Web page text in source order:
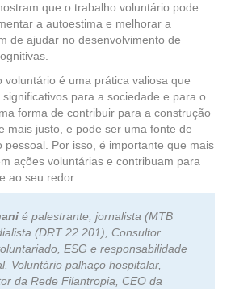
que o trabalho voluntário pode
a autoestima e melhorar a
de ajudar no desenvolvimento de
voluntário é uma prática valiosa que
para a sociedade e para o
forma de contribuir para a construção
mais justo, e pode ser uma fonte de
pessoal. Por isso, é importante que mais
ações voluntárias e contribuam para
ao seu redor.
é palestrante, jornalista (MTB
(DRT 22.201), Consultor
ESG e responsabilidade
Voluntário palhaço hospitalar,
da Rede Filantropia, CEO da